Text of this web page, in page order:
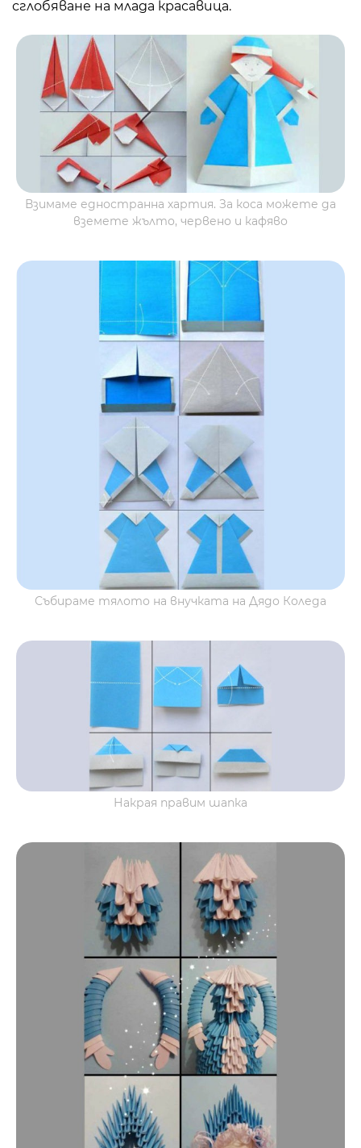
сглобяване на млада красавица.
Взимаме едностранна хартия. За коса можете да
вземете жълто, червено и кафяво
Събираме тялото на внучката на Дядо Коледа
Накрая правим шапка